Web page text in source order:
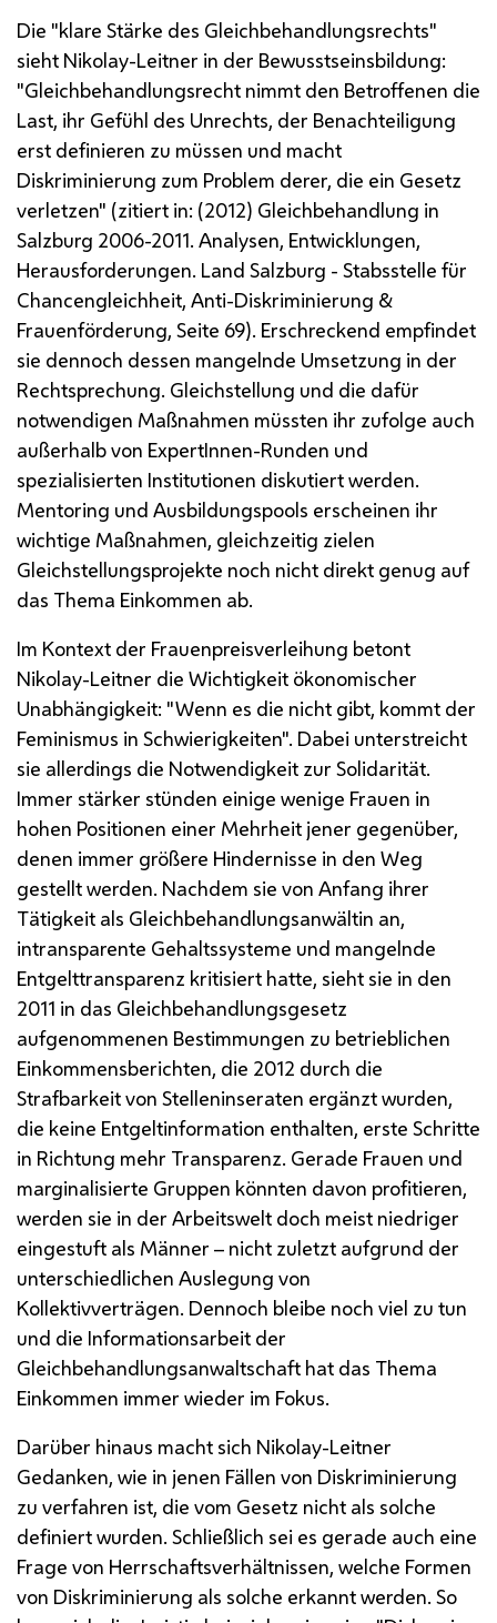
Die "klare Stärke des Gleichbehandlungsrechts"
sieht Nikolay-Leitner in der Bewusstseinsbildung:
"Gleichbehandlungsrecht nimmt den Betroffenen die
Last, ihr Gefühl des Unrechts, der Benachteiligung
erst definieren zu müssen und macht
Diskriminierung zum Problem derer, die ein Gesetz
verletzen" (zitiert in: (2012) Gleichbehandlung in
Salzburg 2006-2011. Analysen, Entwicklungen,
Herausforderungen. Land Salzburg - Stabsstelle für
Chancengleichheit, Anti-Diskriminierung &
Frauenförderung, Seite 69). Erschreckend empfindet
sie dennoch dessen mangelnde Umsetzung in der
Rechtsprechung. Gleichstellung und die dafür
notwendigen Maßnahmen müssten ihr zufolge auch
außerhalb von ExpertInnen-Runden und
spezialisierten Institutionen diskutiert werden.
Mentoring und Ausbildungspools erscheinen ihr
wichtige Maßnahmen, gleichzeitig zielen
Gleichstellungsprojekte noch nicht direkt genug auf
das Thema Einkommen ab.
Im Kontext der Frauenpreisverleihung betont
Nikolay-Leitner die Wichtigkeit ökonomischer
Unabhängigkeit: "Wenn es die nicht gibt, kommt der
Feminismus in Schwierigkeiten". Dabei unterstreicht
sie allerdings die Notwendigkeit zur Solidarität.
Immer stärker stünden einige wenige Frauen in
hohen Positionen einer Mehrheit jener gegenüber,
denen immer größere Hindernisse in den Weg
gestellt werden. Nachdem sie von Anfang ihrer
Tätigkeit als Gleichbehandlungsanwältin an,
intransparente Gehaltssysteme und mangelnde
Entgelttransparenz kritisiert hatte, sieht sie in den
2011 in das Gleichbehandlungsgesetz
aufgenommenen Bestimmungen zu betrieblichen
Einkommensberichten, die 2012 durch die
Strafbarkeit von Stelleninseraten ergänzt wurden,
die keine Entgeltinformation enthalten, erste Schritte
in Richtung mehr Transparenz. Gerade Frauen und
marginalisierte Gruppen könnten davon profitieren,
werden sie in der Arbeitswelt doch meist niedriger
eingestuft als Männer – nicht zuletzt aufgrund der
unterschiedlichen Auslegung von
Kollektivverträgen. Dennoch bleibe noch viel zu tun
und die Informationsarbeit der
Gleichbehandlungsanwaltschaft hat das Thema
Einkommen immer wieder im Fokus.
Darüber hinaus macht sich Nikolay-Leitner
Gedanken, wie in jenen Fällen von Diskriminierung
zu verfahren ist, die vom Gesetz nicht als solche
definiert wurden. Schließlich sei es gerade auch eine
Frage von Herrschaftsverhältnissen, welche Formen
von Diskriminierung als solche erkannt werden. So